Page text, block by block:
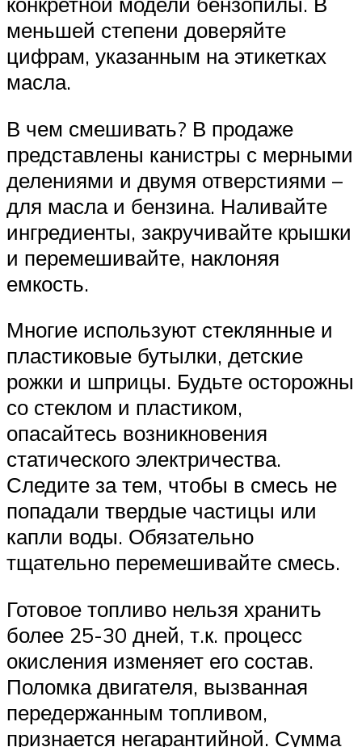
меньшей степени доверяйте
цифрам, указанным на этикетках
масла.
В чем смешивать? В продаже
представлены канистры с мерными
делениями и двумя отверстиями –
для масла и бензина. Наливайте
ингредиенты, закручивайте крышки
и перемешивайте, наклоняя
емкость.
Многие используют стеклянные и
пластиковые бутылки, детские
рожки и шприцы. Будьте осторожны
со стеклом и пластиком,
опасайтесь возникновения
статического электричества.
Следите за тем, чтобы в смесь не
попадали твердые частицы или
капли воды. Обязательно
тщательно перемешивайте смесь.
Готовое топливо нельзя хранить
более 25-30 дней, т.к. процесс
окисления изменяет его состав.
Поломка двигателя, вызванная
передержанным топливом,
признается негарантийной. Сумма